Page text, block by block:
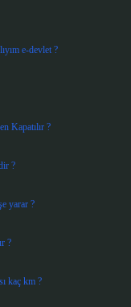
e-devlet ?
Kapatılır ?
?
yarar ?
?
kaç km ?